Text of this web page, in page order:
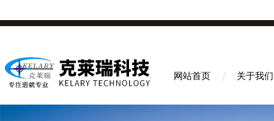
网站首页 关于我们